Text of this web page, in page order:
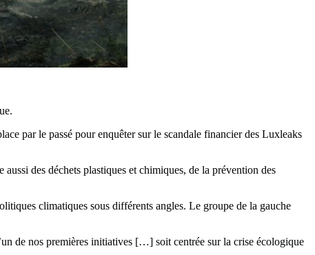
par le passé pour enquêter sur le scandale financier des Luxleaks
des déchets plastiques et chimiques, de la prévention des
climatiques sous différents angles. Le groupe de la gauche
de nos premières initiatives […] soit centrée sur la crise écologique